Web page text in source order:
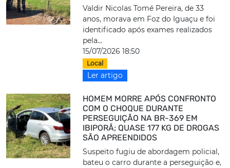
Valdir Nicolas Tomé Pereira, de 33
anos, morava em Foz do Iguaçu e foi
identificado após exames realizados
pela...
15/07/2026 18:50
Local
Ler artigo
HOMEM MORRE APÓS CONFRONTO
COM O CHOQUE DURANTE
PERSEGUIÇÃO NA BR-369 EM
IBIPORÃ; QUASE 177 KG DE DROGAS
SÃO APREENDIDOS
Suspeito fugiu de abordagem policial,
bateu o carro durante a perseguição e,